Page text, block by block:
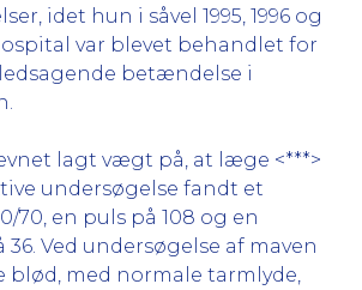
idet hun i såvel 1995, 1996 og
var blevet behandlet for
betændelse i
lagt vægt på, at læge <***>
undersøgelse fandt et
70, en puls på 108 og en
Ved undersøgelse af maven
blød, med normale tarmlyde,